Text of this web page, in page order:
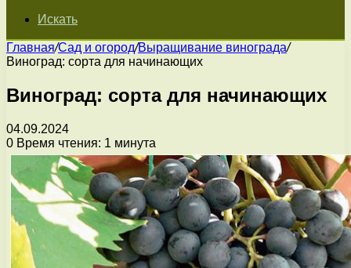
Искать
Главная/Сад и огород/Выращивание винограда/
Виноград: сорта для начинающих
Виноград: сорта для начинающих
04.09.2024
0 Время чтения: 1 минута